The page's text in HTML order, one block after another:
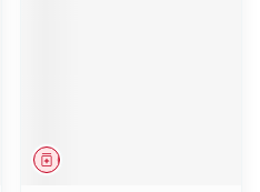
Geneesmiddel